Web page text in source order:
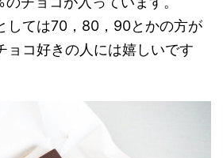
しては70，80，90とかの方が
ョコ好きの人には嬉しいです